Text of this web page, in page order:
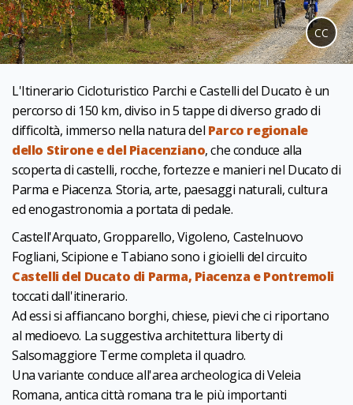
CC
L'Itinerario Cicloturistico Parchi e Castelli del Ducato è un
percorso di 150 km, diviso in 5 tappe di diverso grado di
difficoltà, immerso nella natura del Parco regionale
dello Stirone e del Piacenziano, che conduce alla
scoperta di castelli, rocche, fortezze e manieri nel Ducato di
Parma e Piacenza. Storia, arte, paesaggi naturali, cultura
ed enogastronomia a portata di pedale.
Castell'Arquato, Gropparello, Vigoleno, Castelnuovo
Fogliani, Scipione e Tabiano sono i gioielli del circuito
Castelli del Ducato di Parma, Piacenza e Pontremoli
toccati dall'itinerario.
Ad essi si affiancano borghi, chiese, pievi che ci riportano
al medioevo. La suggestiva architettura liberty di
Salsomaggiore Terme completa il quadro.
Una variante conduce all'area archeologica di Veleia
Romana, antica città romana tra le più importanti